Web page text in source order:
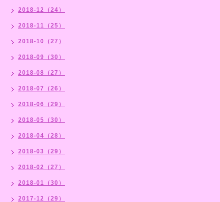
2018-12（24）
2018-11（25）
2018-10（27）
2018-09（30）
2018-08（27）
2018-07（26）
2018-06（29）
2018-05（30）
2018-04（28）
2018-03（29）
2018-02（27）
2018-01（30）
2017-12（29）